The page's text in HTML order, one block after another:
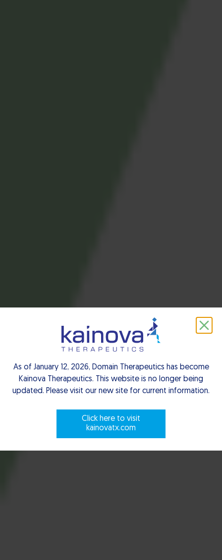
As of January 12, 2026, Domain Therapeutics has become
Kainova Therapeutics. This website is no longer being
updated. Please visit our new site for current information.
Click here to visit
kainovatx.com